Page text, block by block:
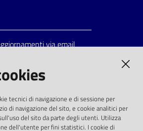
via email
previste dalla direttiva
CE e dal d.lgs. 36/2006
tecnici di navigazione e di sessione per
di navigazione del sito, e cookie analitici per
del sito da parte degli utenti. Utilizza
dell'utente per fini statistici. I cookie di